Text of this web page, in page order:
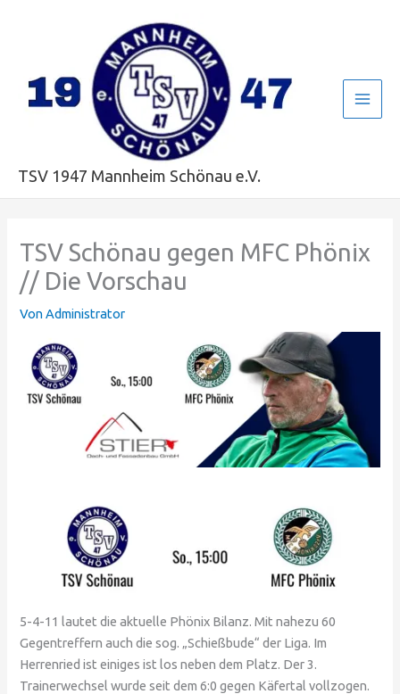
TSV 1947 Mannheim Schönau e.V.
TSV Schönau gegen MFC Phönix
// Die Vorschau
VonAdministrator
5-4-11 lautet die aktuelle Phönix Bilanz. Mit nahezu 60
Gegentreffern auch die sog. „Schießbude“ der Liga. Im
Herrenried ist einiges ist los neben dem Platz. Der 3.
Trainerwechsel wurde seit dem 6:0 gegen Käfertal vollzogen.